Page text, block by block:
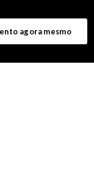
agora mesmo